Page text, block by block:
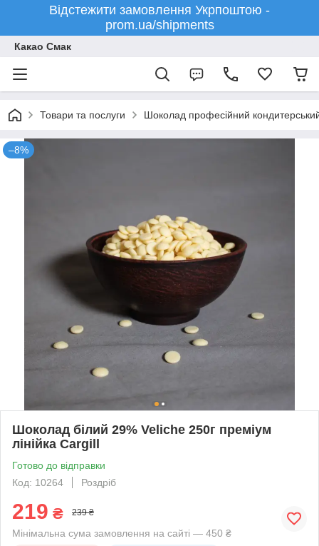
Відстежити замовлення Укрпоштою -
prom.ua/shipments
Какао Смак
Товари та послуги Шоколад професійний
–8%
Шоколад білий 29% Veliche 250г преміум
лінійка Cargill
Готово до відправки
Код: 10264
Роздріб
219 ₴ 239 ₴
Мінімальна сума замовлення на сайті — 450 ₴